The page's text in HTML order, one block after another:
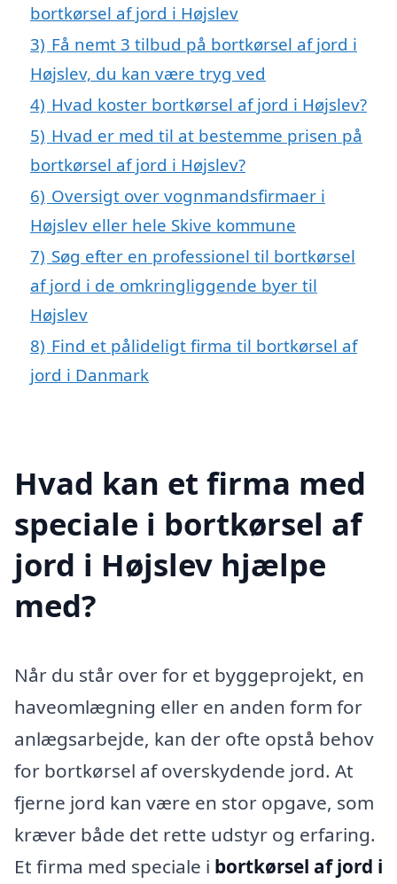
bortkørsel af jord i Højslev
3) Få nemt 3 tilbud på bortkørsel af jord i
Højslev, du kan være tryg ved
4) Hvad koster bortkørsel af jord i Højslev?
5) Hvad er med til at bestemme prisen på
bortkørsel af jord i Højslev?
6) Oversigt over vognmandsfirmaer i
Højslev eller hele Skive kommune
7) Søg efter en professionel til bortkørsel
af jord i de omkringliggende byer til
Højslev
8) Find et pålideligt firma til bortkørsel af
jord i Danmark
Hvad kan et firma med
speciale i bortkørsel af
jord i Højslev hjælpe
med?
Når du står over for et byggeprojekt, en
haveomlægning eller en anden form for
anlægsarbejde, kan der ofte opstå behov
for bortkørsel af overskydende jord. At
fjerne jord kan være en stor opgave, som
kræver både det rette udstyr og erfaring.
Et firma med speciale i bortkørsel af jord i